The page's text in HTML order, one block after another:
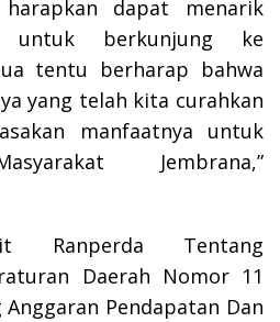
dapat menarik
untuk berkunjung ke
tentu berharap bahwa
yang telah kita curahkan
manfaatnya untuk
Jembrana,”
Ranperda Tentang
Daerah Nomor 11
Pendapatan Dan